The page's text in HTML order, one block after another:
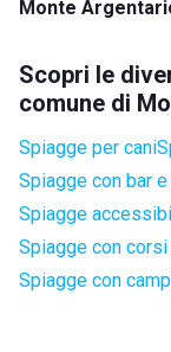
Monte
Scopri le
comune di
Spiagge per cani
Spiagge con bar
Spiagge
Spiagge con
Spiagge con